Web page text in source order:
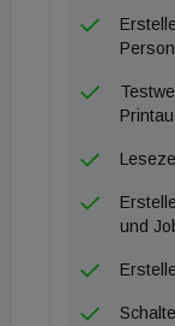
Wolfgang P.
gemeinsam
wesentlichen
und